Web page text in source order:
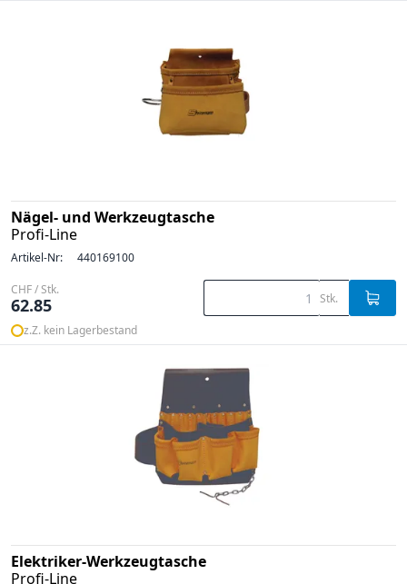
Nägel- und Werkzeugtasche
Profi-Line
Artikel-Nr: 440169100
CHF / Stk.
62.85 Stk.
z.Z. kein Lagerbestand
Elektriker-Werkzeugtasche
Profi-Line